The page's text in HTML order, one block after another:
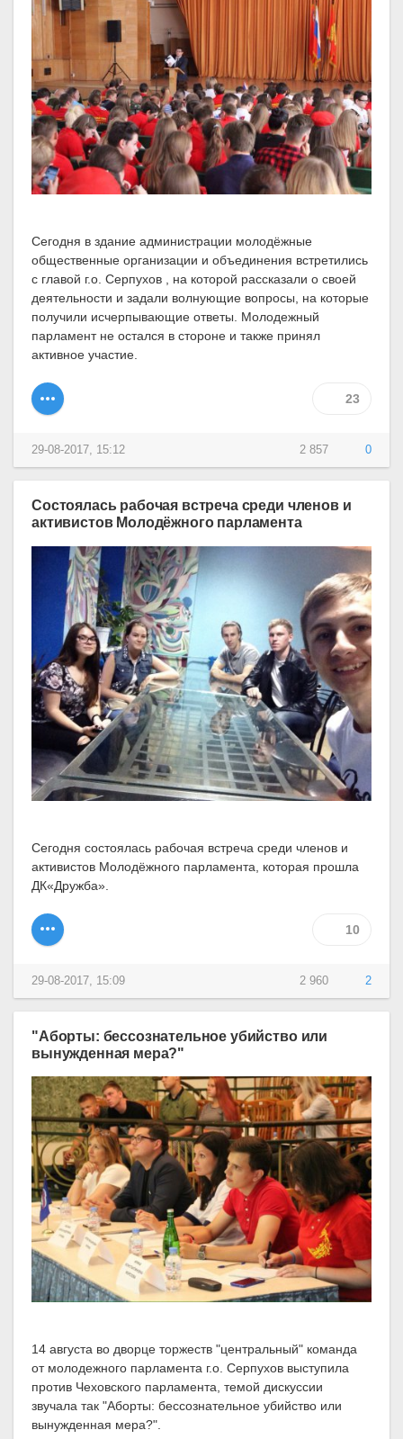
Сегодня в здание администрации молодёжные
общественные организации и объединения встретились
с главой г.о. Серпухов , на которой рассказали о своей
деятельности и задали волнующие вопросы, на которые
получили исчерпывающие ответы. Молодежный
парламент не остался в стороне и также принял
активное участие.
23
2 857 0
29-08-2017, 15:12
Состоялась рабочая встреча среди членов и
активистов Молодёжного парламента
Сегодня состоялась рабочая встреча среди членов и
активистов Молодёжного парламента, которая прошла
ДК«Дружба».
10
2 960 2
29-08-2017, 15:09
"Аборты: бессознательное убийство или
вынужденная мера?"
14 августа во дворце торжеств "центральный" команда
от молодежного парламента г.о. Серпухов выступила
против Чеховского парламента, темой дискуссии
звучала так "Аборты: бессознательное убийство или
вынужденная мера?".